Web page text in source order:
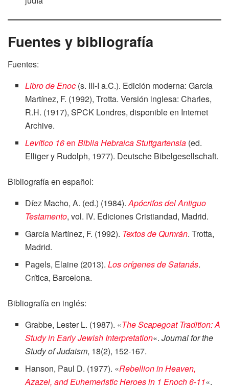
Fuentes y bibliografía
Fuentes:
Libro de Enoc (s. III-I a.C.). Edición moderna: García
Martínez, F. (1992), Trotta. Versión inglesa: Charles,
R.H. (1917), SPCK Londres, disponible en Internet
Archive.
Levítico 16enBiblia Hebraica Stuttgartensia (ed.
Elliger y Rudolph, 1977). Deutsche Bibelgesellschaft.
Bibliografía en español:
Díez Macho, A. (ed.) (1984).Apócrifos del Antiguo
Testamento, vol. IV. Ediciones Cristiandad, Madrid.
García Martínez, F. (1992). Textos de Qumrán. Trotta,
Madrid.
Pagels, Elaine (2013).Los orígenes de Satanás.
Crítica, Barcelona.
Bibliografía en inglés:
Grabbe, Lester L. (1987). «The Scapegoat Tradition: A
Study in Early Jewish Interpretation«.Journal for the
Study of Judaism, 18(2), 152-167.
Hanson, Paul D. (1977). «Rebellion in Heaven,
Azazel, and Euhemeristic Heroes in 1 Enoch 6-11«.